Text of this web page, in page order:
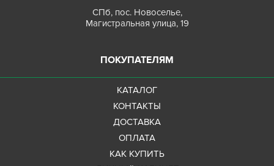
СПб, пос. Новоселье,
Магистральная улица, 19
ПОКУПАТЕЛЯМ
КАТАЛОГ
КОНТАКТЫ
ДОСТАВКА
ОПЛАТА
КАК КУПИТЬ